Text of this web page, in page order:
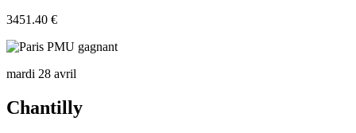
3451.40 €
mardi 28 avril
Chantilly